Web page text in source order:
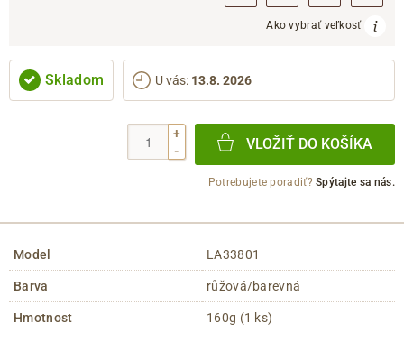
Ako vybrať veľkosť
Skladom U vás: 13.8. 2026
+
-
VLOŽIŤ DO KOŠÍKA
Potrebujete poradiť?Spýtajte sa nás.
Model LA33801
Barva růžová/barevná
Hmotnost 160g (1 ks)